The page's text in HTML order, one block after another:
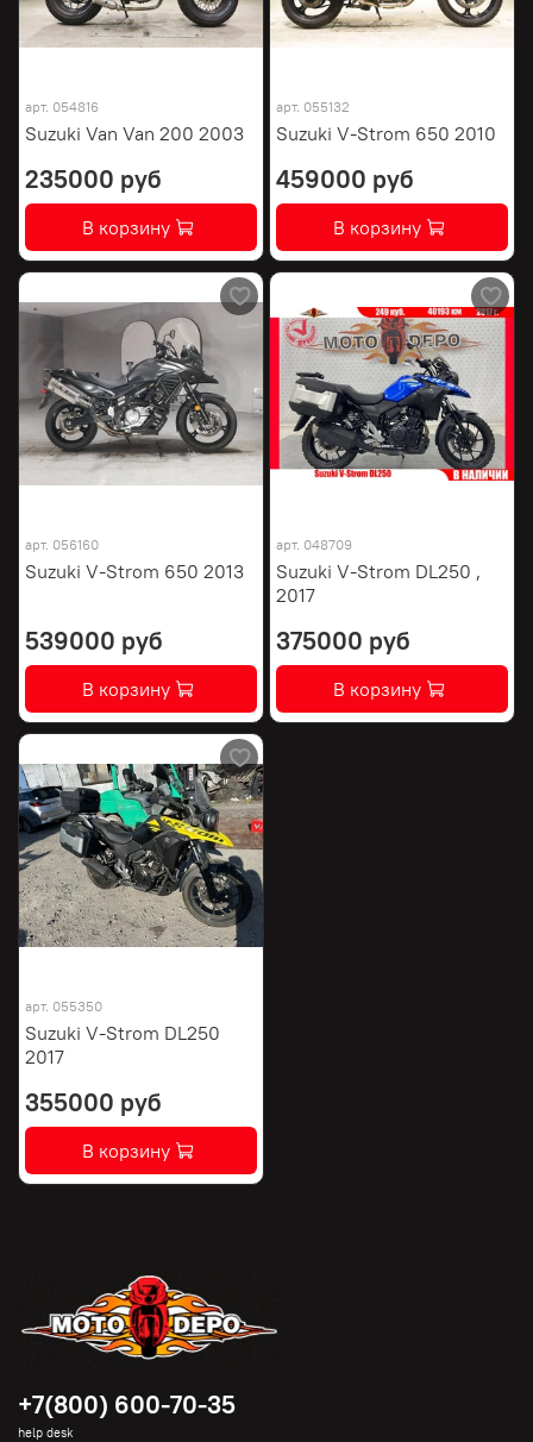
арт. 054816
Suzuki Van Van 200 2003
235000 руб
В корзину
арт. 055132
Suzuki V-Strom 650 2010
459000 руб
В корзину
арт. 056160
Suzuki V-Strom 650 2013
539000 руб
В корзину
арт. 048709
Suzuki V-Strom DL250 ,
2017
375000 руб
В корзину
арт. 055350
Suzuki V-Strom DL250
2017
355000 руб
В корзину
+7(800) 600-70-35
help desk